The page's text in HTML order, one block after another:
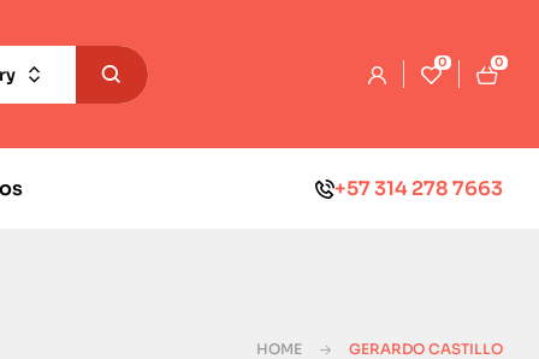
0 0
+57 314 278 7663
HOME GERARDO CASTILLO